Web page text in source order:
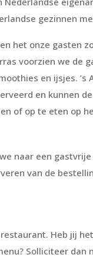
gezinnen
het onze gasten
voorzien we de
en ijsjes. ’s
en kunnen
of op te eten op
naar een
van de
Heb jij
Solliciteer